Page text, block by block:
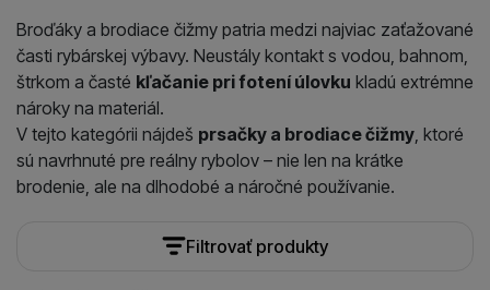
Broďáky a brodiace čižmy patria medzi najviac zaťažované
časti rybárskej výbavy. Neustály kontakt s vodou, bahnom,
štrkom a časté kľačanie pri fotení úlovku kladú extrémne
nároky na materiál.
V tejto kategórii nájdeš prsačky a brodiace čižmy , ktoré
sú navrhnuté pre reálny rybolov – nie len na krátke
brodenie, ale na dlhodobé a náročné používanie.
Filtrovať produkty